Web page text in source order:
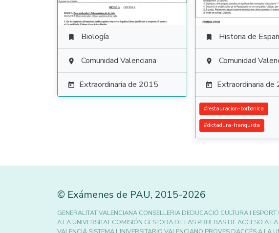
 Biología
 Comunidad Valenciana
 Extraordinaria de 2015
 Historia de
 Comunidad
 Extraordinaria de
#restauracion-borbonica
#dictadura-franquista
© Exámenes de PAU, 2015-2026
GENERALITAT VALENCIANA CONSELLERIA DEDUCACIÓ CULTURA I
A LA UNIVERSITAT COMISIÓN GESTORA DE LAS PRUEBAS DE ACCESO A